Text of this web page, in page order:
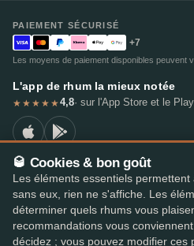
PAIEMENT SÉCURISÉ
+7
Les moyens de paiement disponibles peuvent
L'app de rhum la mieux notée
★★★★★4,8· sur l'App Store et le
RumX® est une marque de l'Union européenne
Mentions légales Politique de
Préférences en matière de cookies
🥃 Cookies & bon goût
Les éléments essentiels
sans eux, rien ne s'affiche. Les
déterminer quels rhums vous
recommandations vous
décidez ; vous pouvez modifier ces